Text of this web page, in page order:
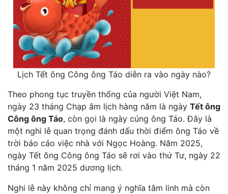
Lịch Tết ông Công ông Táo diễn ra vào ngày nào?
Theo phong tục truyền thống của người Việt Nam,
ngày 23 tháng Chạp âm lịch hàng năm là ngày Tết ông
Công ông Táo, còn gọi là ngày cúng ông Táo. Đây là
một nghi lễ quan trọng đánh dấu thời điểm ông Táo về
trời báo cáo việc nhà với Ngọc Hoàng. Năm 2025,
ngày Tết ông Công ông Táo sẽ rơi vào thứ Tư, ngày 22
tháng 1 năm 2025 dương lịch.
Nghi lễ này không chỉ mang ý nghĩa tâm linh mà còn